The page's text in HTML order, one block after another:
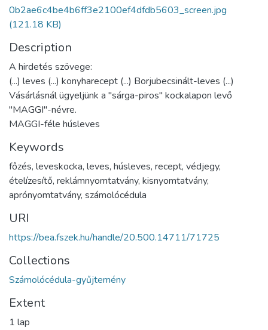
0b2ae6c4be4b6ff3e2100ef4dfdb5603_screen.jpg
(121.18 KB)
Description
A hirdetés szövege:
(...) leves (...) konyharecept (...) Borjubecsinált-leves (...)
Vásárlásnál ügyeljünk a "sárga-piros" kockalapon levő
"MAGGI"-névre.
MAGGI-féle húsleves
Keywords
főzés, leveskocka, leves, húsleves, recept, védjegy,
ételízesítő, reklámnyomtatvány, kisnyomtatvány,
aprónyomtatvány, számolócédula
URI
https://bea.fszek.hu/handle/20.500.14711/71725
Collections
Számolócédula-gyűjtemény
Extent
1 lap